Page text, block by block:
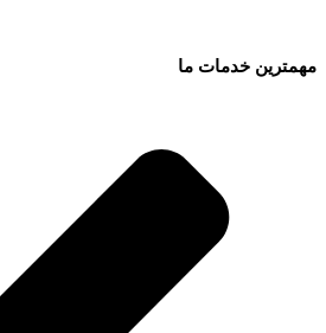
مهمترین خدمات ما